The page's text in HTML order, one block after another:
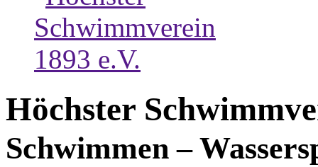
Höchster
Schwimmen –